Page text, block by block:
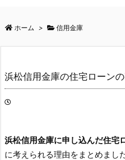
ホーム > 信用金庫
浜松信用金庫の住宅ローン
浜松信用金庫に申し込んだ住宅
に考えられる理由をまとめました